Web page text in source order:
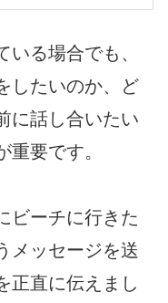
る場合でも、
したいのか、ど
に話し合いたい
重要です。
ビーチに行きた
メッセージを送
正直に伝えまし